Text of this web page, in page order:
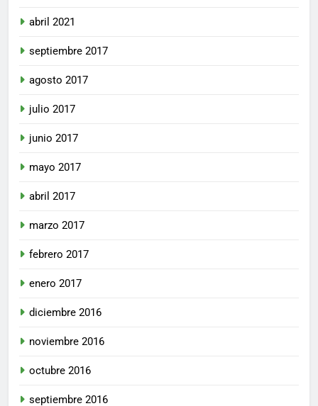
abril 2021
septiembre 2017
agosto 2017
julio 2017
junio 2017
mayo 2017
abril 2017
marzo 2017
febrero 2017
enero 2017
diciembre 2016
noviembre 2016
octubre 2016
septiembre 2016